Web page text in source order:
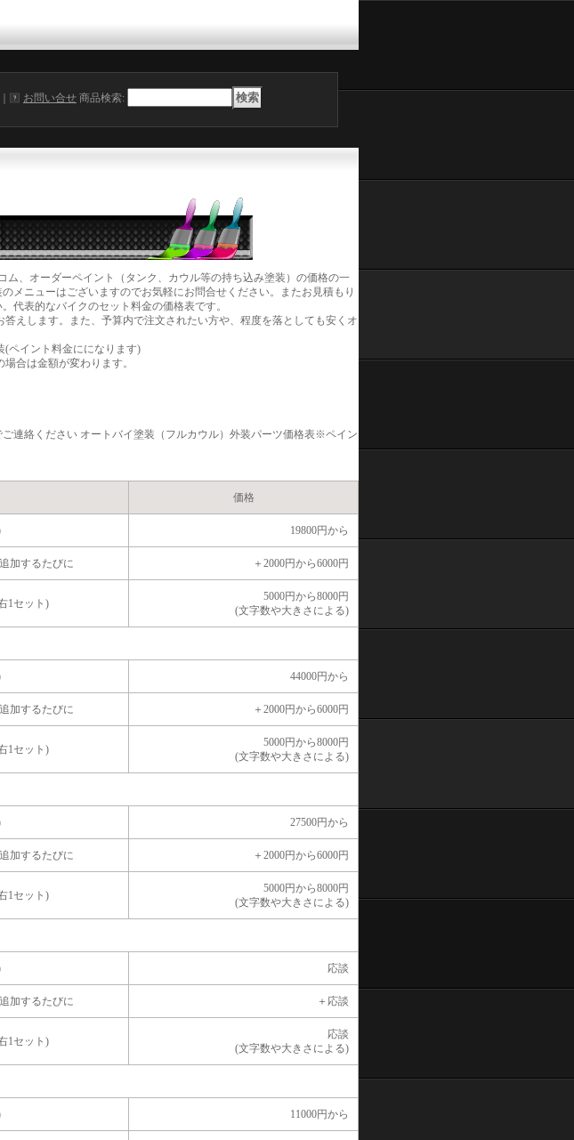
お問い合せ 商品検索:
ム、オーダーペイント（タンク、カウル等の持ち込み塗装）の価格の一
メニューはございますのでお気軽にお問合せください。またお見積もり
代表的なバイクのセット料金の価格表です。
えします。また、予算内で注文されたい方や、程度を落としても安くオ
(ペイント料金にになります)
合は金額が変わります。
ご連絡ください オートバイ塗装（フルカウル） 外装パーツ価格表※ペイン
価格
19800円から
加するたびに ＋2000円から6000円
1セット)
5000円から8000円
(文字数や大きさによる)
44000円から
加するたびに ＋2000円から6000円
1セット)
5000円から8000円
(文字数や大きさによる)
27500円から
加するたびに ＋2000円から6000円
1セット)
5000円から8000円
(文字数や大きさによる)
応談
加するたびに ＋応談
1セット)
応談
(文字数や大きさによる)
11000円から